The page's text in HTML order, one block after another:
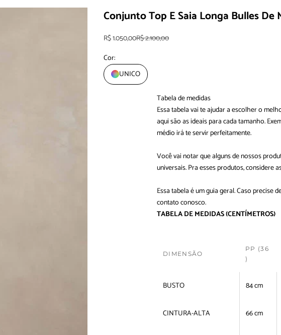
Conjunto Top E Saia Longa Bulles De
Preço promocional
R$ 1.050,00Preço normal
R$ 2.100,00
Cor:
UNICO
Tabela de medidas
Essa tabela vai te ajudar a escolher o
aqui são as ideais para cada tamanho.
médio irá te servir perfeitamente.
Você vai notar que alguns de nossos
universais. Pra esses produtos, considere
Essa tabela é um guia geral. Caso precise
contato conosco.
TABELA DE MEDIDAS(CENTÍMETROS)
DIMENSÃO
PP (36
)
BUSTO 84 cm
CINTURA-ALTA 66 cm